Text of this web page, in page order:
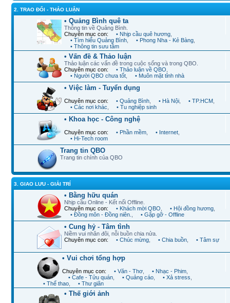
2. TRAO ĐỔI - THẢO LUẬN
• Quảng Bình quê ta
Thông tin về Quảng Bình.
Chuyên mục con:
• Nhịp cầu quê hương
• Tìm hiểu Quảng Bình
• Phong Nha - Kẻ Bàng
• Thông tin sưu tầm
• Vấn đề & Thảo luận
Thảo luận các vấn đề trong cuộc sống và trong QBO.
Chuyên mục con:
• Thảo luận về QBO
• Người QBO chưa tốt
• Muôn mặt tỉnh nhà
• Việc làm - Tuyển dụng
Chuyên mục con: • Quảng Bình • Hà Nội • TP.HCM
• Các nơi khác
• Tu nghiệp sinh
• Khoa học - Công nghệ
Chuyên mục con: • Phần mềm • Internet
• Hi-Tech room
Trang tin QBO
Trang tin chính của QBO
3. GIAO LƯU - GIẢI TRÍ
• Bằng hữu quán
Nhịp cầu Online - Kết nối Offline.
Chuyên mục con:
• Khách mời QBO • Hội đồng hương
• Đồng môn - Đồng niên.
• Gặp gỡ - Offline
• Cung hỷ - Tâm tình
Niềm vui nhân đôi, nỗi buồn chia nửa.
Chuyên mục con:
• Chúc mừng • Chia buồn • Tâm sự
• Vui chơi tổng hợp
Chuyên mục con: • Văn - Thơ • Nhạc - Phim
• Cafe - Tửu quán
• Quảng cáo • Xả stress
• Thể thao
• Thư giãn
• Thế giới ảnh